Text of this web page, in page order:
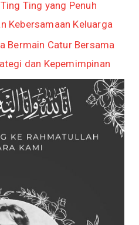
Ting yang Penuh
Kebersamaan Keluarga
Bermain Catur Bersama
dan Kepemimpinan